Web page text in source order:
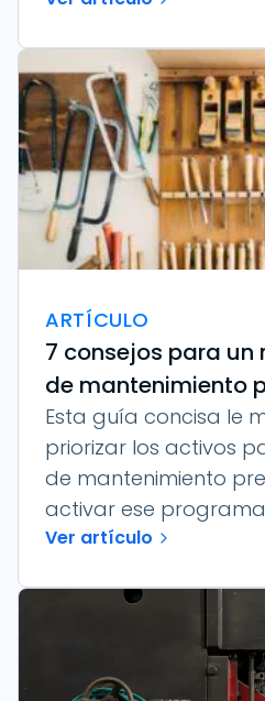
ARTÍCULO
7 consejos para
de mantenimiento
Esta guía concisa le
priorizar los activos
de mantenimiento
activar ese
Ver artículo